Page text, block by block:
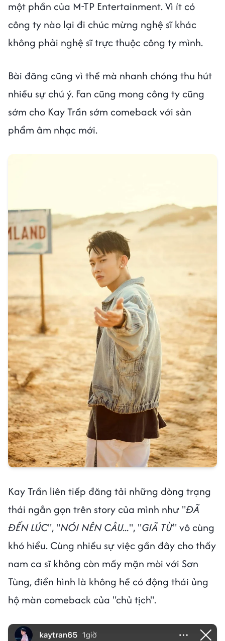
một phần của M-TP Entertainment. Vì ít có
công ty nào lại đi chúc mừng nghệ sĩ khác
không phải nghệ sĩ trực thuộc công ty mình.
Bài đăng cũng vì thế mà nhanh chóng thu hút
nhiều sự chú ý. Fan cũng mong công ty cũng
sớm cho Kay Trần sớm comeback với sản
phẩm âm nhạc mới.
Kay Trần liên tiếp đăng tải những dòng trạng
thái ngắn gọn trên story của mình như "ĐÃ
ĐẾN LÚC", "NÓI NÊN CÂU...", "GIÃ TỪ" vô cùng
khó hiểu. Cùng nhiều sự việc gần đây cho thấy
nam ca sĩ không còn mấy mặn mòi với Sơn
Tùng, điển hình là không hề có động thái ủng
hộ màn comeback của "chủ tịch".